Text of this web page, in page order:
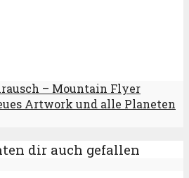
– Mountain Flyer
Artwork und alle Planeten
dir auch gefallen